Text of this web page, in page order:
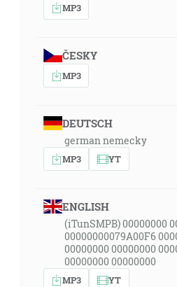
MP3
ČESKY
MP3
DEUTSCH
german nemecky
MP3 YT
ENGLISH
(iTunSMPB) 00000000
00000000079A00F6
00000000 00000000
00000000 00000000
MP3 YT